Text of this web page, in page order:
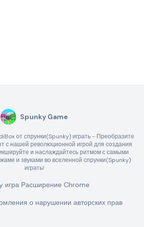
Spunky Game
от спрунки(Spunky) играть - Преобразите
с нашей революционной игрой для создания
и наслаждайтесь ритмом с самыми
и звуками во вселенной спрунки(Spunky)
играть!
игра Расширение Chrome
о нарушении авторских прав